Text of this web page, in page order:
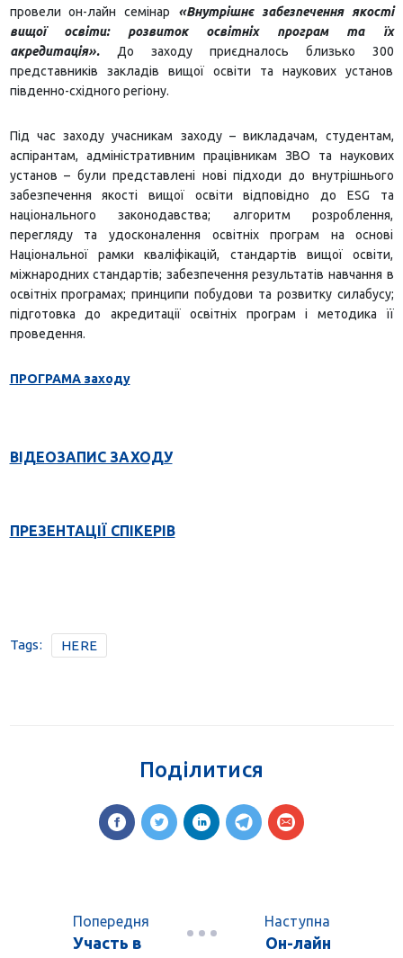
провели он-лайн семінар «Внутрішнє забезпечення якості
вищої освіти: розвиток освітніх програм та їх
акредитація». До заходу приєдналось близько 300
представників закладів вищої освіти та наукових установ
південно-східного регіону.
Під час заходу учасникам заходу – викладачам, студентам,
аспірантам, адміністративним працівникам ЗВО та наукових
установ – були представлені нові підходи до внутрішнього
забезпечення якості вищої освіти відповідно до ESG та
національного законодавства; алгоритм розроблення,
перегляду та удосконалення освітніх програм на основі
Національної рамки кваліфікацій, стандартів вищої освіти,
міжнародних стандартів; забезпечення результатів навчання в
освітніх програмах; принципи побудови та розвитку силабусу;
підготовка до акредитації освітніх програм і методика її
проведення.
ПРОГРАМА заходу
ВІДЕОЗАПИС ЗАХОДУ
ПРЕЗЕНТАЦІЇ СПІКЕРІВ
Tags: HERE
Поділитися
Попередня
Участь в
Наступна
Он-лайн